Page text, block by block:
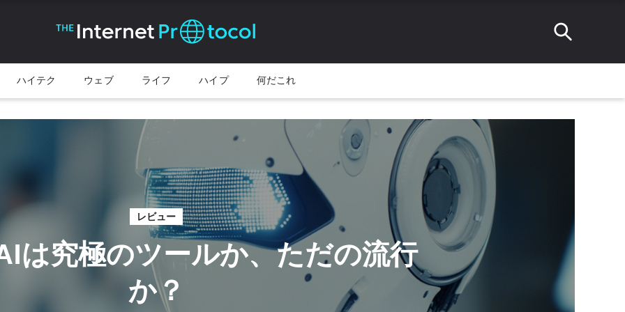
ハイテク ウェブ ライフ ハイプ 何だこれ
レビュー
は究極のツールか、ただの流行
か？